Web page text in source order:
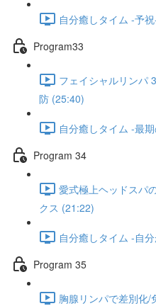
自分癒しタイム -予
Program33
フェイシャルリンパ
防 (25:40)
自分癒しタイム -最
Program 34
愛式極上ヘッドスパ
クス (21:22)
自分癒しタイム -自
Program 35
胸腺リンパで差別化/